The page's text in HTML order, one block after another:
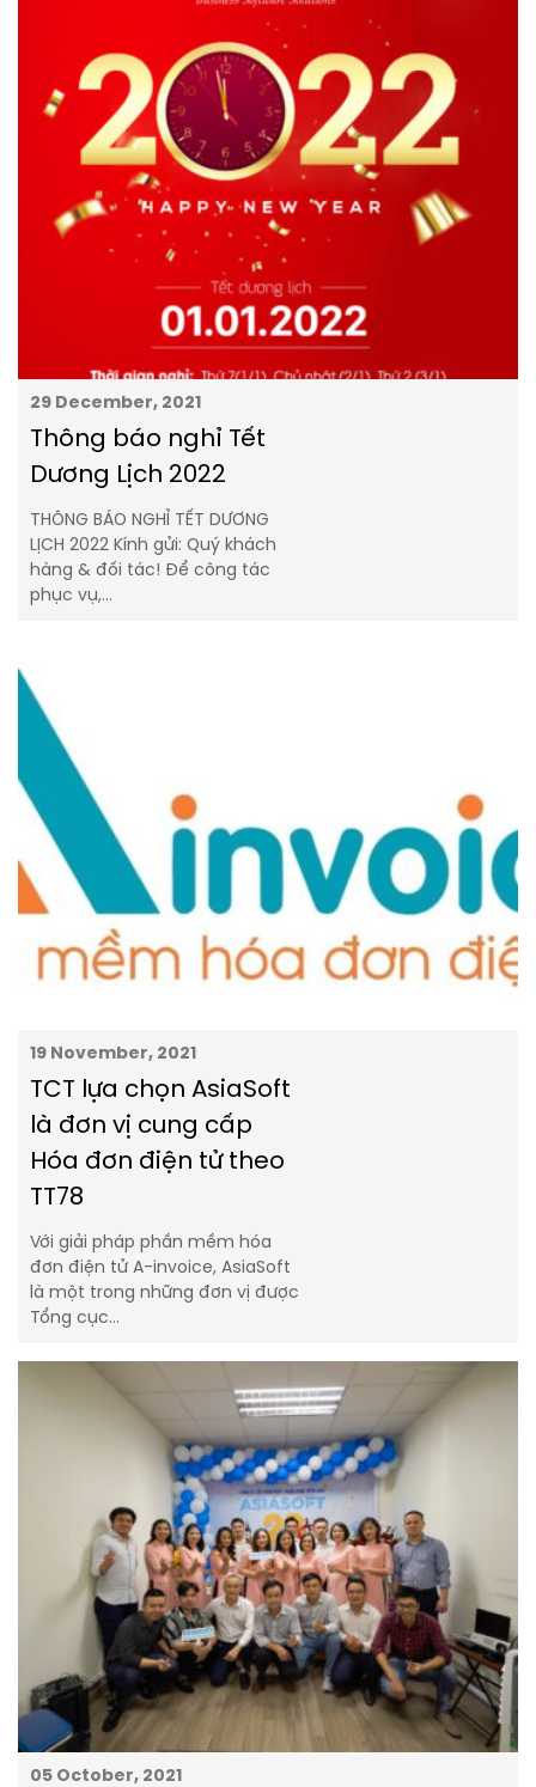
29 December, 2021
Thông báo nghỉ Tết
Dương Lịch 2022
THÔNG BÁO NGHỈ TẾT DƯƠNG
LỊCH 2022 Kính gửi: Quý khách
hàng & đối tác! Để công tác
phục vụ,…
19 November, 2021
TCT lựa chọn AsiaSoft
là đơn vị cung cấp
Hóa đơn điện tử theo
TT78
Với giải pháp phần mềm hóa
đơn điện tử A-invoice, AsiaSoft
là một trong những đơn vị được
Tổng cục…
05 October, 2021